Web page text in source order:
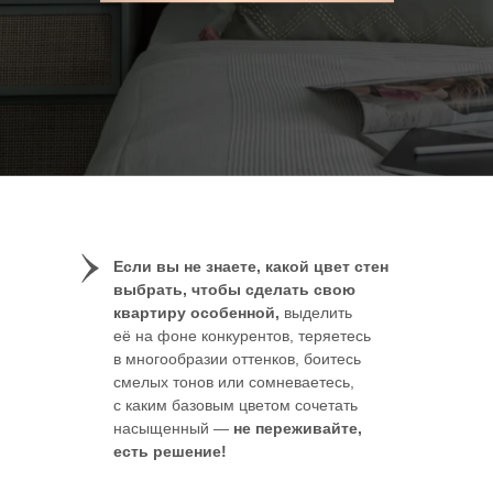
Если вы не знаете, какой цвет стен
выбрать, чтобы сделать свою
квартиру особенной, выделить
её на фоне конкурентов, теряетесь
в многообразии оттенков, боитесь
смелых тонов или сомневаетесь,
с каким базовым цветом сочетать
насыщенный — не переживайте,
есть решение!